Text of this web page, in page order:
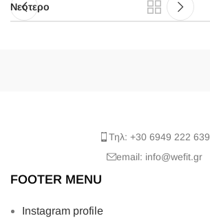
Νεότερο
Τηλ: +30 6949 222 639
email: info@wefit.gr
FOOTER MENU
Instagram profile